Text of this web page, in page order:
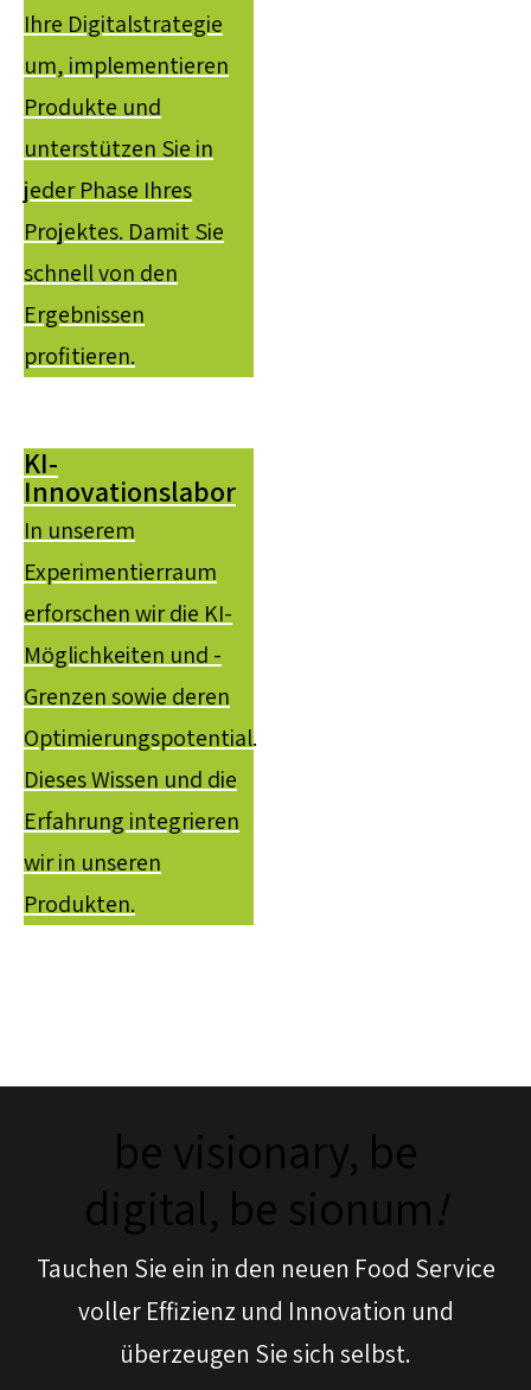
Ihre Digitalstrategie
um, implementieren
Produkte und
unterstützen Sie in
jeder Phase Ihres
Projektes. Damit Sie
schnell von den
Ergebnissen
profitieren.
KI-
Innovationslabor
In unserem
Experimentierraum
erforschen wir die KI-
Möglichkeiten und -
Grenzen sowie deren
Optimierungspotential.
Dieses Wissen und die
Erfahrung integrieren
wir in unseren
Produkten.
be visionary, be
digital, be sionum!
Tauchen Sie ein in den neuen Food Service
voller Effizienz und Innovation und
überzeugen Sie sich selbst.